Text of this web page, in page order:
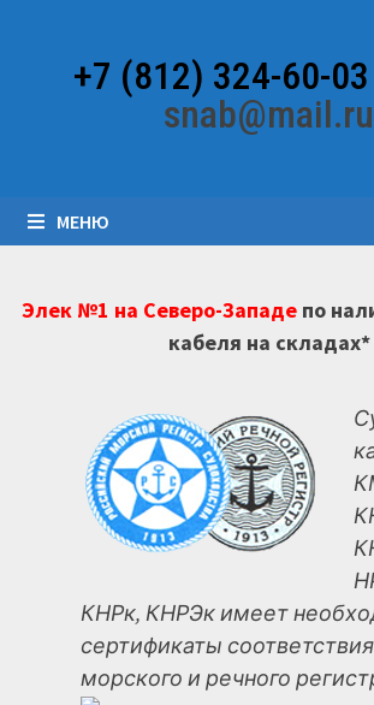
содержимому+7 (812) 324-60-03
snab@mail.ru
МЕНЮ
Элек №1 на Северо-Западепо
кабеля на складах*
КНРк, КНРЭк имеет
сертификаты соответствия
морского и речного